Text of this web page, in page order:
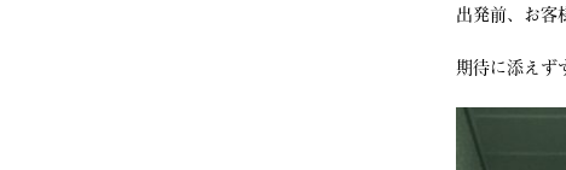
出発前、お客
期待に添えず